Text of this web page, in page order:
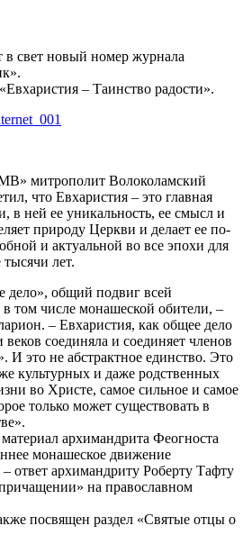
в свет новый номер журнала
– Таинство радости».
митрополит Волоколамский
что Евхаристия – это главная
в ней ее уникальность, ее смысл и
природу Церкви и делает ее по-
и актуальной во все эпохи для
лет.
дело», общий подвиг всей
том числе монашеской обители, –
– Евхаристия, как общее дело
соединяла и соединяет членов
И это не абстрактное единство. Это
культурных и даже родственных
во Христе, самое сильное и самое
только может существовать в
архимандрита Феогноста
монашеское движение
ответ архимандриту Роберту Тафту
на православном
посвящен раздел «Святые отцы о